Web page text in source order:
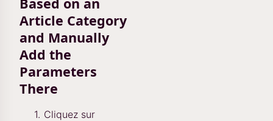
Article Category
and Manually
Add the
Parameters
There
Cliquez sur